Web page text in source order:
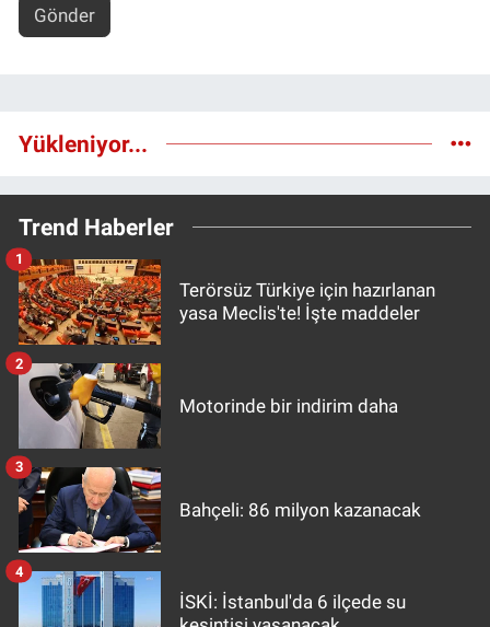
Gönder
Yükleniyor...
Trend Haberler
Terörsüz Türkiye için hazırlanan
yasa Meclis'te! İşte maddeler
1
Motorinde bir indirim daha
2
Bahçeli: 86 milyon kazanacak
3
İSKİ: İstanbul'da 6 ilçede su
4